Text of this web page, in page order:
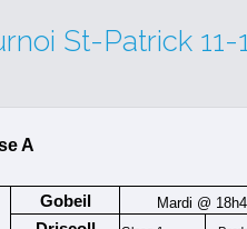
St-Patrick 11-
A
Gobeil Mardi @